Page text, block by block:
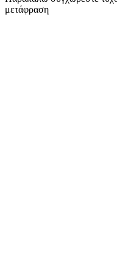
μετάφραση